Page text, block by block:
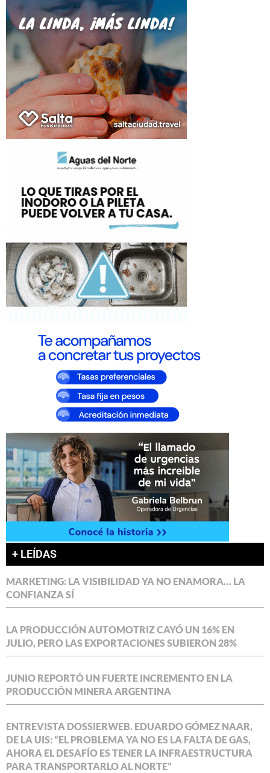
+ LEÍDAS
MARKETING: LA VISIBILIDAD YA NO ENAMORA… LA
CONFIANZA SÍ
LA PRODUCCIÓN AUTOMOTRIZ CAYÓ UN 16% EN
JULIO, PERO LAS EXPORTACIONES SUBIERON 28%
JUNIO REPORTÓ UN FUERTE INCREMENTO EN LA
PRODUCCIÓN MINERA ARGENTINA
ENTREVISTA DOSSIERWEB. EDUARDO GÓMEZ NAAR,
DE LA UIS: “EL PROBLEMA YA NO ES LA FALTA DE GAS,
AHORA EL DESAFÍO ES TENER LA INFRAESTRUCTURA
PARA TRANSPORTARLO AL NORTE”